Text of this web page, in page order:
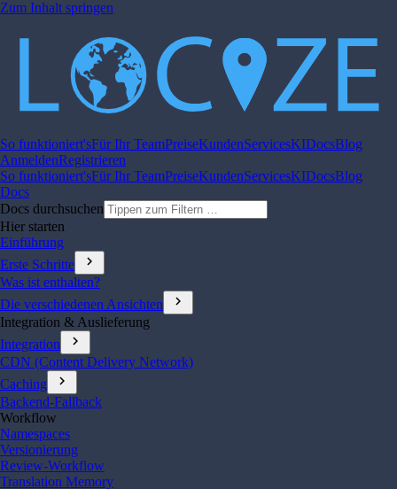
Zum Inhalt springen
So funktioniert'sFür Ihr TeamPreiseKundenServicesKIDocsBlog
AnmeldenRegistrieren
So funktioniert'sFür Ihr TeamPreiseKundenServicesKIDocsBlog
Docs
Docs durchsuchen
Hier starten
Einführung
Erste Schritte
chevron_right
Was ist enthalten?
Die verschiedenen Ansichten
chevron_right
Integration & Auslieferung
Integration
chevron_right
CDN (Content Delivery Network)
Caching
chevron_right
Backend-Fallback
Workflow
Namespaces
Versionierung
Review-Workflow
Translation Memory